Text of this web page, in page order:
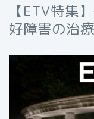
【ETV特集
好障害の治